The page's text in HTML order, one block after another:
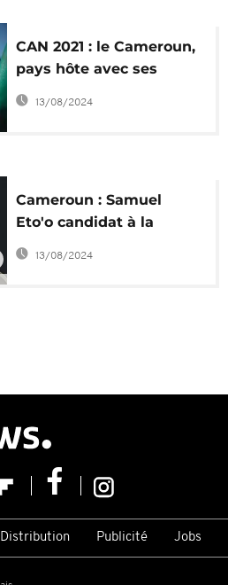
CAN 2021 : le Cameroun,
pays hôte avec ses
clubs aux noms
poétiques
13/08/2024
Cameroun : Samuel
Eto'o candidat à la
présidence de la
Fecafoot
13/08/2024
Distribution Publicité Jobs